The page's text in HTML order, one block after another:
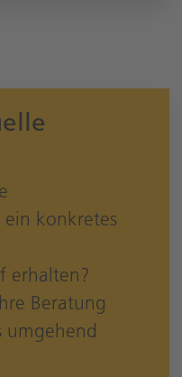
konkretes
erhalten?
Beratung
umgehend